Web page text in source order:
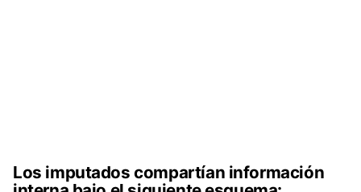
Los imputados compartían información